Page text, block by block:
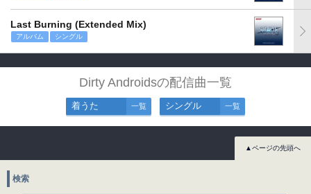
Last Burning (Extended Mix)
アルバム シングル
Dirty Androidsの配信曲一覧
着うた 一覧 シングル 一覧
▲ページの先頭へ
検索